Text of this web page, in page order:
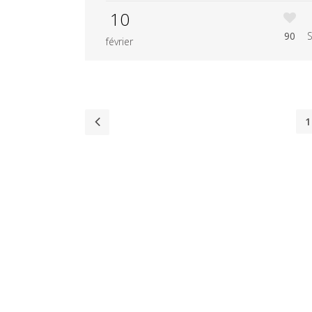
10
février 90
1